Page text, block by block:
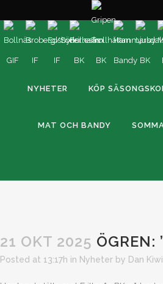
NYHETER KÖP
MAT OCH BANDY
21 OKT 2025 ÖGREN:
Posted at 13:17h in Nyheter by Dan